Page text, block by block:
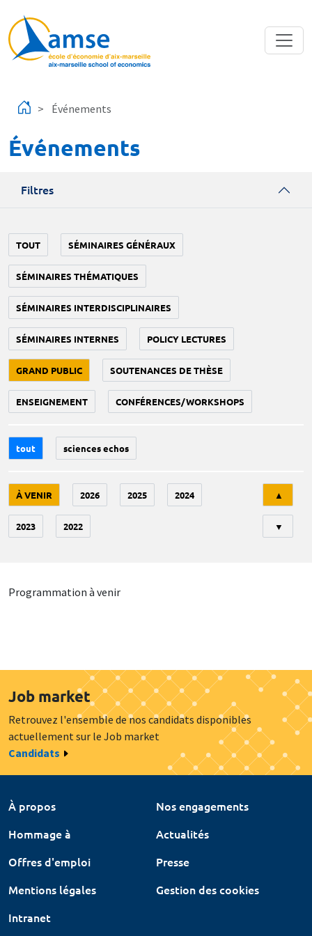
Événements
Événements
Filtres
TOUT SÉMINAIRES GÉNÉRAUX
SÉMINAIRES THÉMATIQUES
SÉMINAIRES INTERDISCIPLINAIRES
SÉMINAIRES INTERNES POLICY LECTURES
GRAND PUBLIC SOUTENANCES DE THÈSE
ENSEIGNEMENT CONFÉRENCES/WORKSHOPS
tout sciences echos
À VENIR 2026 2025 2024
2023 2022
▲
▼
Programmation à venir
Job market
Retrouvez l'ensemble de nos candidats disponibles
actuellement sur le Job market
Candidats
À propos
Nos engagements
Hommage à
Actualités
Offres d'emploi
Presse
Mentions légales
Gestion des cookies
Intranet